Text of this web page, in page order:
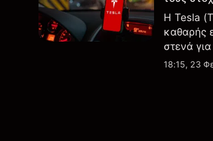
Η Tesla
καθαρής
στενά
18:15, 23